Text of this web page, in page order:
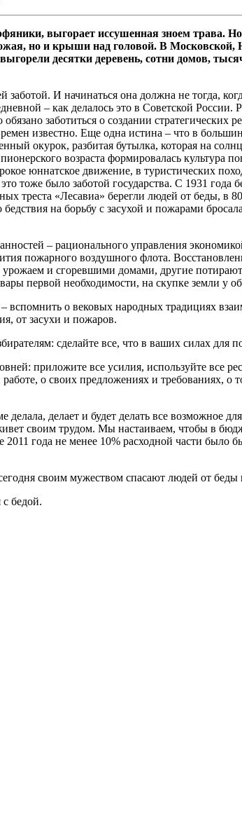
выгорает иссушенная зноем трава.
но и крыши над головой. В Московской,
десятки деревень, сотни домов,
И начинаться она должна не тогда,
– как делалось это в Советской России.
заботиться о создании стратегических
известно. Еще одна истина – что в
окурок, разбитая бутылка, которая на
возраста формировалась культура
юннатское движение, в туристических
тоже было заботой государства. С 1931
треста «Лесавиа» берегли людей от беды,
на борьбу с засухой и пожарами
– рационального управления
пожарного воздушного флота.
и сгоревшими домами, другие
первой необходимости, на скупке земли у
вспомнить о вековых народных традициях
от засухи и пожаров.
сделайте все, что в ваших силах для
приложите все усилия, используйте все
о своих предложениях и требованиях, о
делает и будет делать все возможное
своим трудом. Мы настаиваем, чтобы в
года не менее 10% расходной части было
своим мужеством спасают людей от
бедой.